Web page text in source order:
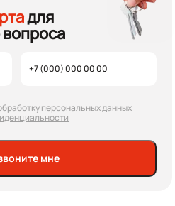
для
персональных данных
мне